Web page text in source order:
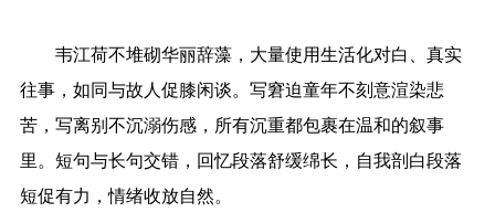
韦江荷不堆砌华丽辞藻，大量使用生活化对白、真实
往事，如同与故人促膝闲谈。写窘迫童年不刻意渲染悲
苦，写离别不沉溺伤感，所有沉重都包裹在温和的叙事
里。短句与长句交错，回忆段落舒缓绵长，自我剖白段落
短促有力，情绪收放自然。